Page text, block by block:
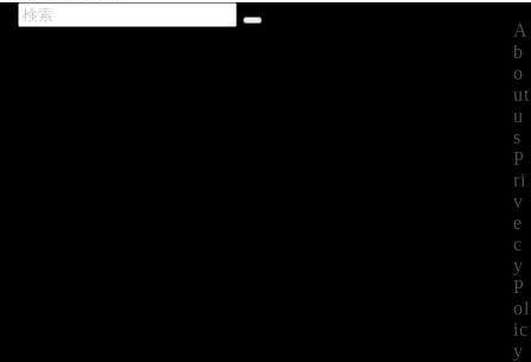
A
b
o
ut
u
s
P
ri
v
e
c
y
P
ol
ic
y